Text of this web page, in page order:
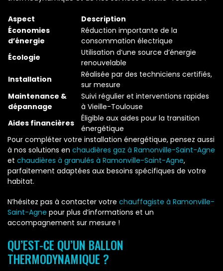
Aspect
Description
Économies
d’énergie
Réduction importante de la
consommation électrique
Écologie
Utilisation d’une source d’énergie
renouvelable
Installation
Réalisée par des techniciens certifiés,
sur mesure
Maintenance &
dépannage
Suivi régulier et interventions rapides
à Vieille-Toulouse
Aides financières
Éligible aux aides pour la transition
énergétique
Pour compléter votre installation énergétique, pensez aussi
à nos solutions en chaudières gaz à Ramonville-Saint-Agne
et chaudières à granulés à Ramonville-Saint-Agne,
parfaitement adaptées aux besoins spécifiques de votre
habitat.
N’hésitez pas à contacter votre chauffagiste à Ramonville-
Saint-Agne pour plus d’informations et un
accompagnement sur mesure !
QU’EST-CE QU’UN BALLON
THERMODYNAMIQUE ?